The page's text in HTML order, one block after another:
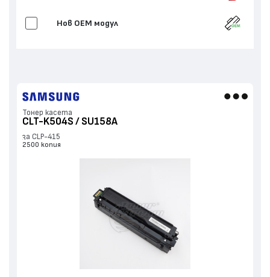
Нов ОЕМ модул
Тонер касета
CLT-K504S / SU158A
за CLP-415
2500 копия